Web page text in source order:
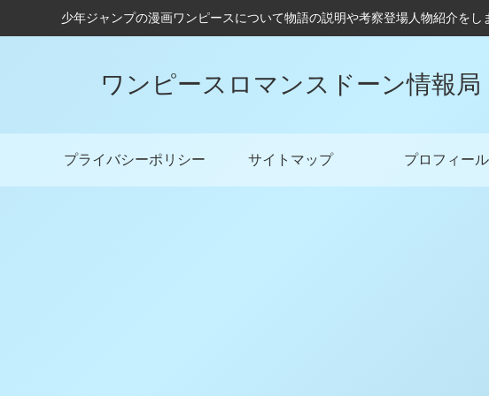
少年ジャンプの漫画ワンピースについて物語の説明や考察登場人物紹介をし
ワンピースロマンスドーン情報局
プライバシーポリシー サイトマップ プロフィール